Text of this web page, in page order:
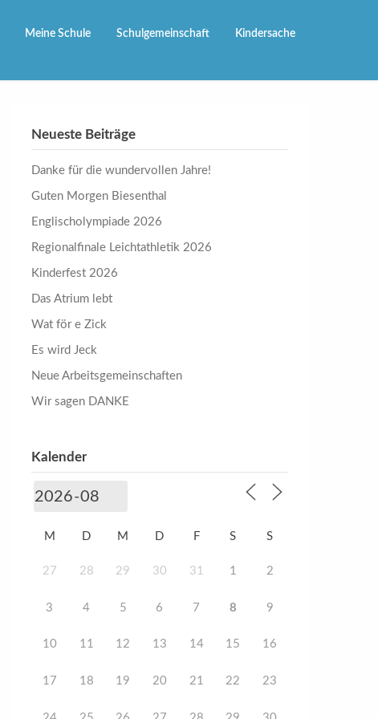
Meine Schule Schulgemeinschaft Kindersache
Neueste Beiträge
Danke für die wundervollen Jahre!
Guten Morgen Biesenthal
Englischolympiade 2026
Regionalfinale Leichtathletik 2026
Kinderfest 2026
Das Atrium lebt
Wat för e Zick
Es wird Jeck
Neue Arbeitsgemeinschaften
Wir sagen DANKE
Kalender
M D M D F S S
27 28 29 30 31 1 2
3 4 5 6 7 8 9
10 11 12 13 14 15 16
17 18 19 20 21 22 23